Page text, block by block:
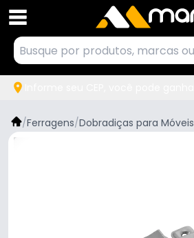
/Ferragens/Dobradiças para Móveis